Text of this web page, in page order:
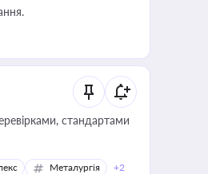
стандартами
Металургія +2